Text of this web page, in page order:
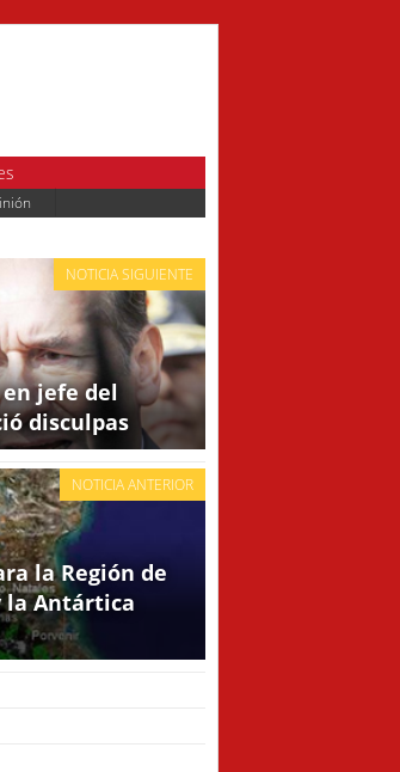
NOTICIA SIGUIENTE
jefe del
disculpas
NOTICIA ANTERIOR
la Región de
la Antártica